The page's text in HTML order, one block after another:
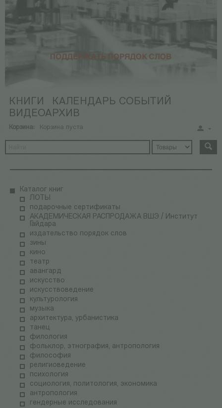
КНИГИ
КАЛЕНДАРЬ СОБЫТИЙ
ВИДЕОАРХИВ
Корзина: Корзина пуста
Каталог книг
ЛОТЫ
подарочные сертификаты
АКАДЕМИЧЕСКАЯ РАСПРОДАЖА ВШЭ / Институт
Гайдара
издательство порядок слов
зины
кино
театр
авангард
искусство
искусствоведение
культурология
музыка
архитектура, урбанистика
танец
филология
фольклор, этнография, антропология
философия
религиоведение
психология
социология, политология, экономика
антропология
гендерные исследования